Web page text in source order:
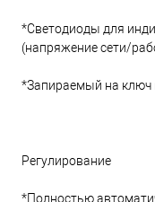
*Светодиоды для
(напряжение сети/
*Запираемый на ключ
Регулирование
*Полностью